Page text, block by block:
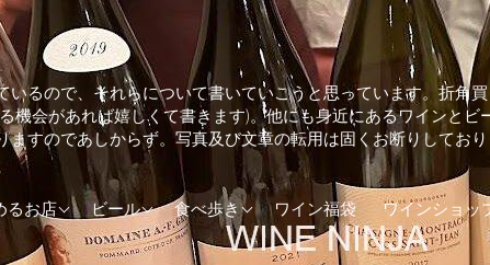
いるので、それらについて書いていこうと思っています。折角
機会があれば嬉しくて書きます)。他にも身近にあるワインと
ますのであしからず。写真及び文章の転用は固くお断りしてお
るお店 ビール
アイルランド
アメリカ
食べ歩き
そば・うどん
とんかつ
ワイン福袋 ワインショッ
兵庫県のワイ
東京都のワイ